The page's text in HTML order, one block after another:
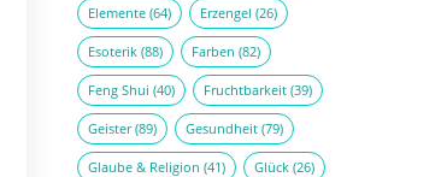
Elemente (64) Erzengel (26)
Esoterik (88) Farben (82)
Feng Shui (40) Fruchtbarkeit (39)
Geister(89) Gesundheit (79)
Glaube & Religion (41) Glück (26)